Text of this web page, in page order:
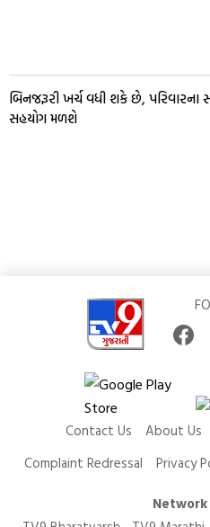
બિનજરૂરી ખર્ચ વધી શકે છે, પરિવારના
સહયોગ મળશે
Contact Us About Us
Complaint Redressal
Privacy